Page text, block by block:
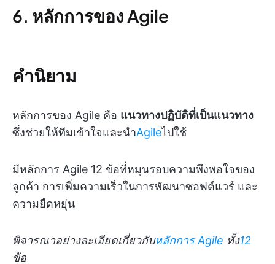
6. หลักการของ Agile
คำนิยาม
หลักการของ Agile คือ แนวทางปฏิบัติที่เป็นแนวทาง
ซึ่งช่วยให้ทีมเข้าใจและนำAgileไปใช้
มีหลักการ Agile 12 ข้อที่หมุนรอบความพึงพอใจของ
ลูกค้า การเพิ่มความเร็วในการพัฒนาซอฟต์แวร์ และ
ความยืดหยุ่น
พิจารณาอย่างละเอียดเกี่ยวกับหลักการ Agile ทั้ง12
ข้อ